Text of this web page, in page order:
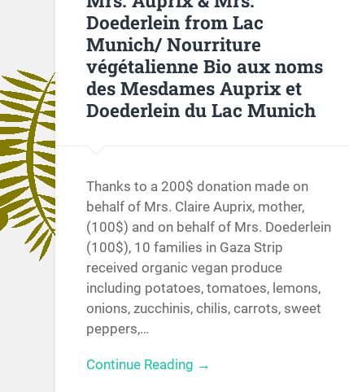
Doederlein from Lac
Munich/ Nourriture
végétalienne Bio aux noms
des Mesdames Auprix et
Doederlein du Lac Munich
Thanks to a 200$ donation made on
behalf of Mrs. Claire Auprix, mother,
(100$) and on behalf of Mrs. Doederlein
(100$), 10 families in Gaza Strip
received organic vegan produce
including potatoes, tomatoes, lemons,
onions, zucchinis, chilis, carrots, sweet
peppers,…
Continue Reading →